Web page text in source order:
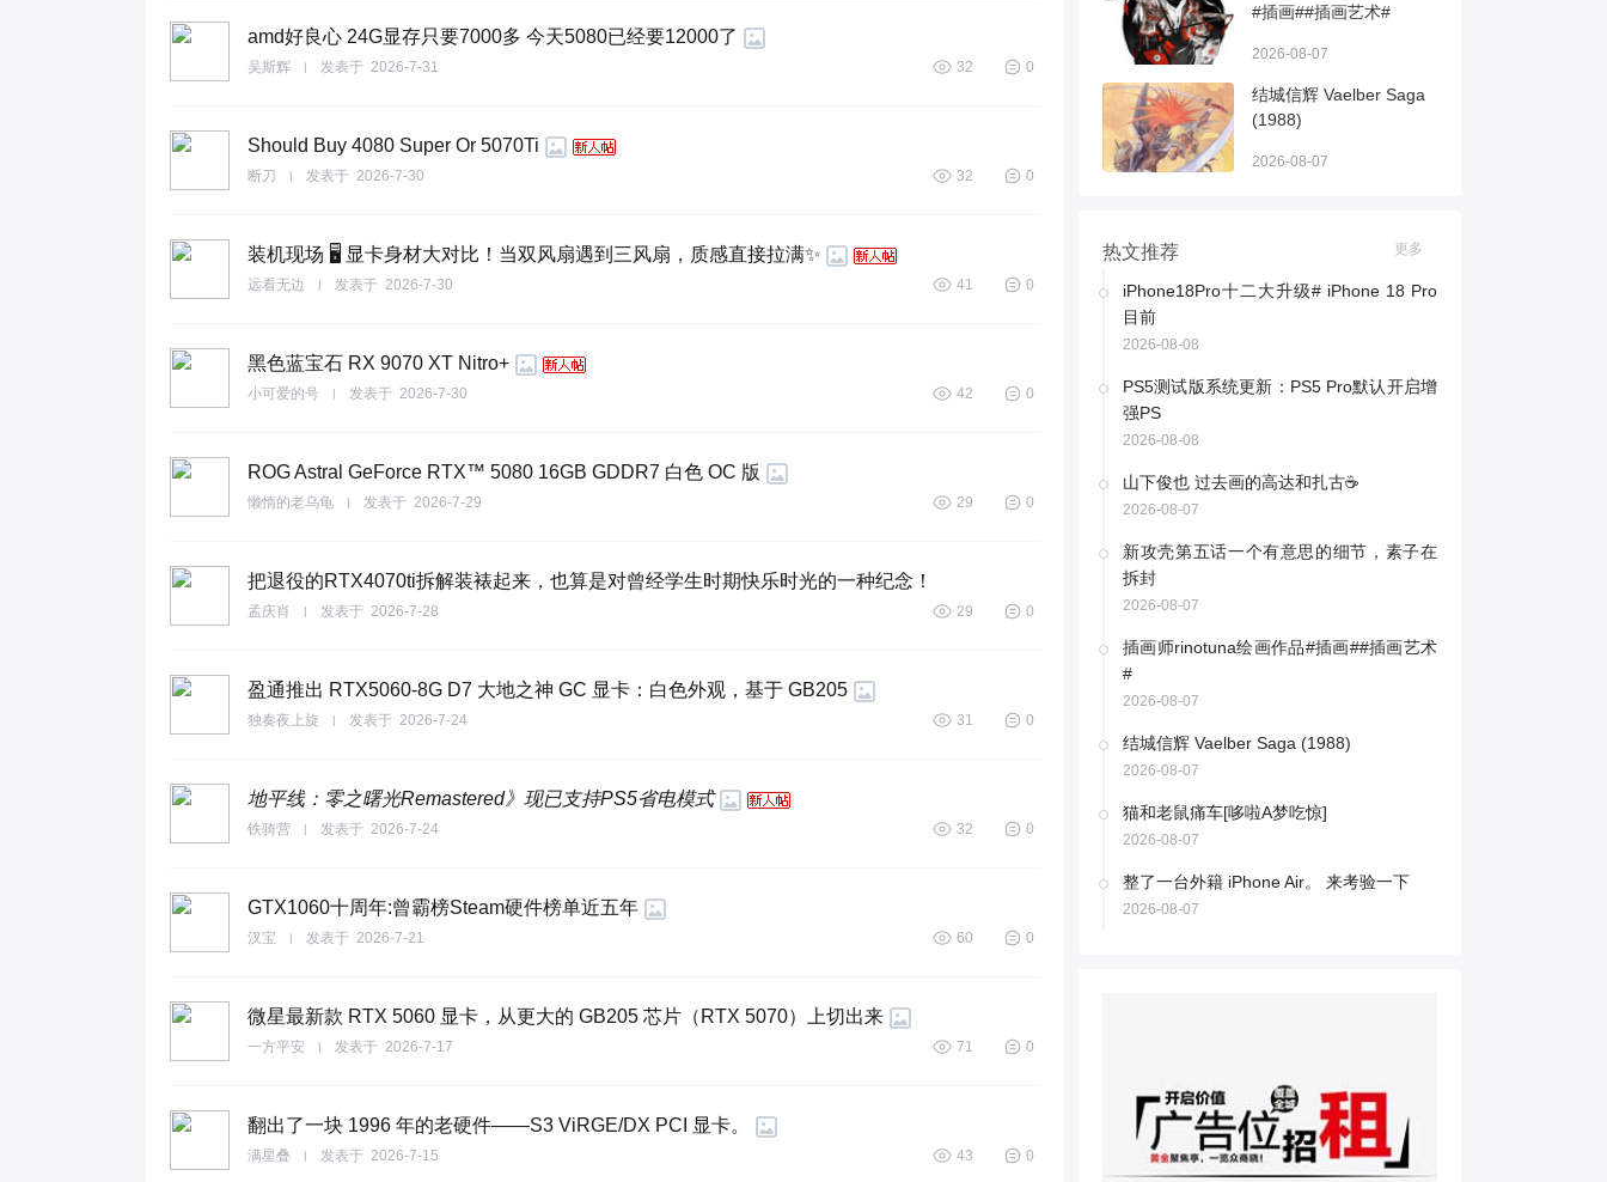
amd好良心 24G显存只要7000多 今天5080已经要12000了 ​​​
吴斯辉 发表于 2026-7-31 32 0
Should Buy 4080 Super Or 5070Ti
断刀 发表于 2026-7-30 32 0
装机现场 🖥️ 显卡身材大对比！当双风扇遇到三风扇，质感直接拉满✨
远看无边 发表于 2026-7-30 41 0
黑色蓝宝石 RX 9070 XT Nitro+
小可爱的号 发表于 2026-7-30 42 0
ROG Astral GeForce RTX™ 5080 16GB GDDR7 白色 OC 版
懒惰的老乌龟 发表于 2026-7-29 29 0
把退役的RTX4070ti拆解装裱起来，也算是对曾经学生时期快乐时光的一种纪念！
孟庆肖 发表于 2026-7-28 29 0
盈通推出 RTX5060-8G D7 大地之神 GC 显卡：白色外观，基于 GB205
独奏夜上旋 发表于 2026-7-24 31 0
地平线：零之曙光Remastered》现已支持PS5省电模式
铁骑营 发表于 2026-7-24 32 0
GTX1060十周年:曾霸榜Steam硬件榜单近五年
汉宝 发表于 2026-7-21 60 0
微星最新款 RTX 5060 显卡，从更大的 GB205 芯片（RTX 5070）上切出来 ​​​
一方平安 发表于 2026-7-17 71 0
翻出了一块 1996 年的老硬件——S3 ViRGE/DX PCI 显卡。
满星叠 发表于 2026-7-15 43 0
#插画##插画艺术#
2026-08-07
结城信辉 Vaelber Saga
(1988) ​​​
2026-08-07
热文推荐 更多
iPhone18Pro十二大升级# iPhone 18 Pro
目前
2026-08-08
PS5测试版系统更新：PS5 Pro默认开启增
强PS
2026-08-08
山下俊也 过去画的高达和扎古☕️ ​​​
2026-08-07
新攻壳第五话一个有意思的细节，素子在
拆封
2026-08-07
插画师rinotuna绘画作品#插画##插画艺术
#
2026-08-07
结城信辉 Vaelber Saga (1988) ​​​
2026-08-07
猫和老鼠痛车[哆啦A梦吃惊]
2026-08-07
整了一台外籍 iPhone Air。 来考验一下
2026-08-07